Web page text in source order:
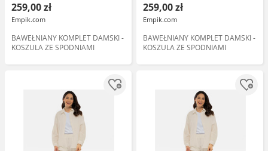
259,00 zł
Empik.com
BAWEŁNIANY KOMPLET DAMSKI -
KOSZULA ZE SPODNIAMI
259,00 zł
Empik.com
BAWEŁNIANY KOMPLET DAMSKI -
KOSZULA ZE SPODNIAMI